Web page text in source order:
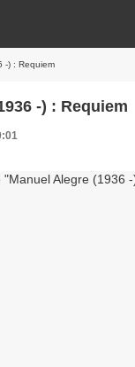
-) : Requiem
-) : Requiem